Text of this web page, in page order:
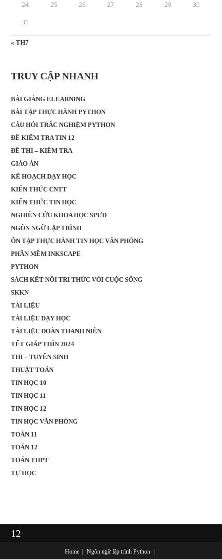
24 25 26 27 28 29 30
31
« TH7
TRUY CẬP NHANH
BÀI GIẢNG ELEARNING
BÀI TẬP THỰC HÀNH PYTHON
CÂU HỎI TRẮC NGHIỆM PYTHON
ĐỀ KIỂM TRA TIN 12
ĐỀ THI – KIỂM TRA
GIÁO ÁN
KẾ HOẠCH DẠY HỌC
KIẾN THỨC CNTT
KIẾN THỨC TIN HỌC
NGHIÊN CỨU KHOA HỌC SPƯD
NGÔN NGỮ LẬP TRÌNH
ÔN TẬP THỰC HÀNH TIN HỌC VĂN PHÒNG
PHẦN MỀM INKSCAPE
PYTHON
SÁCH KẾT NỐI TRI THỨC VỚI CUỘC SỐNG
SKKN
TÀI LIỆU
TÀI LIỆU DẠY HỌC
TÀI LIỆU ĐOÀN THANH NIÊN
TẾT GIÁP THÌN 2024
THI – TUYỂN SINH
THUẬT TOÁN
TIN HỌC 10
TIN HỌC 11
TIN HỌC 12
TIN HỌC VĂN PHÒNG
TOÁN 11
TOÁN 12
TOÁN THPT
TỰ HỌC
12
Home Ngôn ngữ lập trình Python